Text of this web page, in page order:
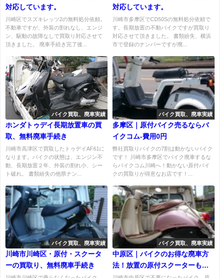
対応しています。
川崎区でスズキレッツ2の無料処分依頼。
不動車ですが、外装の割れなし、エンジ
ン、駆動の故障なしで買取り対応させて
頂きました。 廃車手続き完了後...
対応しています。
川崎市多摩区でCD50Sの無料処分依頼で
す。長期放置の不動バイクですが買取り
対応させて頂きました。 書類紛失、横浜
市で登録のナンバーですが廃...
バイク買取、廃車実績
ホンダトゥデイ長期放置車の買
取、無料廃車手続き
川崎市高津区で買取したトゥデイAF61に
なります。バイクの状態は、エンジン不
動、長期放置２年、外装の割れ小、シー
ト破れ。 書類紛失の他県ナン...
バイク買取、廃車実績
多摩区｜原付バイク売るならバ
イクコム-費用0円
弊社買取りバイクの7割は動かないバイク
です！ 川崎市多摩区でバイク廃車するな
らバイクコム川崎へ！動かない原付バイ
クの買取りが得意なお店です！...
バイク買取、廃車実績
川崎市川崎区・原付・スクータ
ーの買取り、無料廃車手続き
バイク買取、廃車実績
中原区｜バイクのお得な廃車方
法！放置の原付スクーターも売